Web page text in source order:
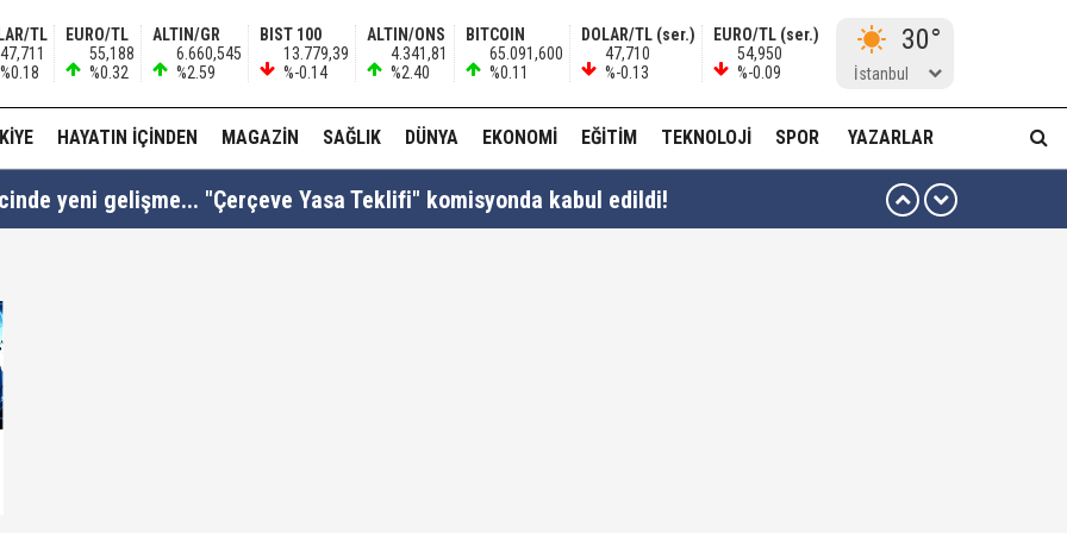
TL
47,711
%0.18
EURO/TL
55,188
%0.32
ALTIN/GR
6.660,545
%2.59
BIST 100
13.779,39
%-0.14
ALTIN/ONS
4.341,81
%2.40
BITCOIN
65.091,600
%0.11
DOLAR/TL (ser.)
47,710
%-0.13
EURO/TL (ser.)
54,950
%-0.09
30°
İstanbul
HAYATIN İÇINDEN MAGAZIN SAĞLIK DÜNYA EKONOMI EĞITIM TEKNOLOJI SPOR YAZARLAR
yeni gelişme... "Çerçeve Yasa Teklifi" komisyonda kabul edildi!
Fatih Atik: "Bakan Gürlek 'Demirtaş'ın düzenlemeden yararlanamayacağına dair açıklama
"Anlaşma tüm kardeş ülkelerin katılımına açıktır..!"